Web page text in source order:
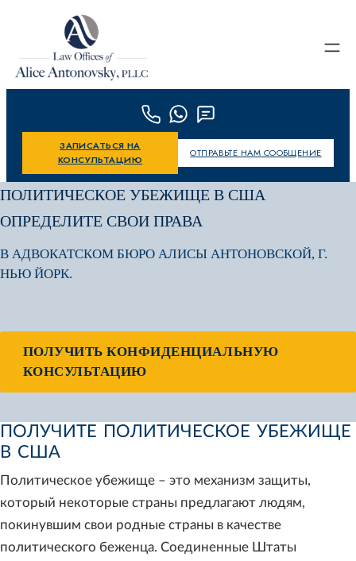
Skip to content
ЗАПИСАТЬСЯ НА
КОНСУЛЬТАЦИЮ
ОТПРАВЬТЕ НАМ СООБЩЕНИЕ
ПОЛИТИЧЕСКОЕ УБЕЖИЩЕ В США
ОПРЕДЕЛИТЕ СВОИ ПРАВА
В АДВОКАТСКОМ БЮРО АЛИСЫ АНТОНОВСКОЙ, Г.
НЬЮ ЙОРК.
ПОЛУЧИТЬ КОНФИДЕНЦИАЛЬНУЮ
КОНСУЛЬТАЦИЮ
ПОЛУЧИТЕ ПОЛИТИЧЕСКОЕ УБЕЖИЩЕ
В США
Политическое убежище – это механизм защиты,
который некоторые страны предлагают людям,
покинувшим свои родные страны в качестве
политического беженца. Соединенные Штаты